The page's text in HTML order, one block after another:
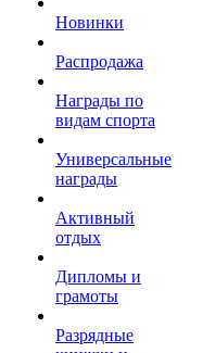
Новинки
Распродажа
Награды по
видам спорта
Универсальные
награды
Активный
отдых
Дипломы и
грамоты
Разрядные